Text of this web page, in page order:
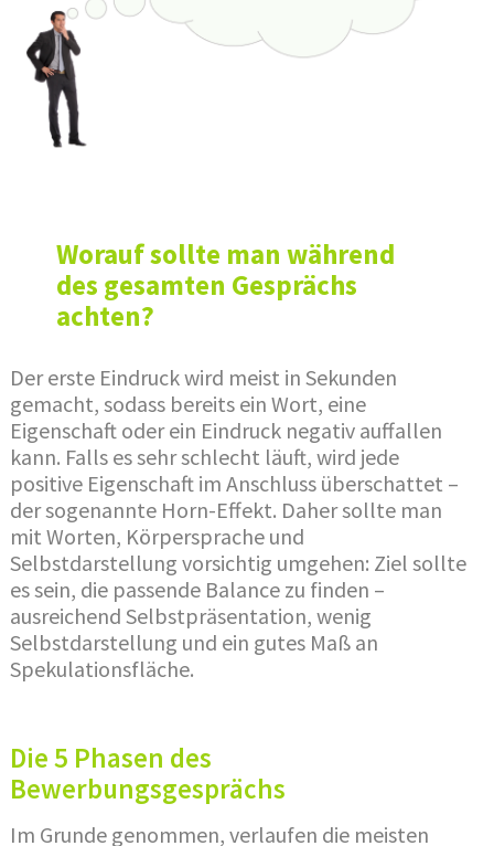
Worauf sollte man während
des gesamten Gesprächs
achten?
Der erste Eindruck wird meist in Sekunden
gemacht, sodass bereits ein Wort, eine
Eigenschaft oder ein Eindruck negativ auffallen
kann. Falls es sehr schlecht läuft, wird jede
positive Eigenschaft im Anschluss überschattet –
der sogenannte Horn-Effekt. Daher sollte man
mit Worten, Körpersprache und
Selbstdarstellung vorsichtig umgehen: Ziel sollte
es sein, die passende Balance zu finden –
ausreichend Selbstpräsentation, wenig
Selbstdarstellung und ein gutes Maß an
Spekulationsfläche.
Die 5 Phasen des
Bewerbungsgesprächs
Im Grunde genommen, verlaufen die meisten